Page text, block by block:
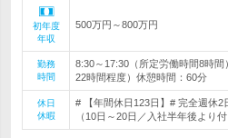
初年度
年収
500万円～800万円
勤務
時間
8:30～17:30（所定労働時間8時
22時間程度）休憩時間：60分
休日
休暇
# 【年間休日123日】# 完全週休2
（10日～20日／入社半年後より付